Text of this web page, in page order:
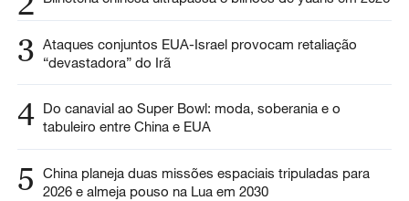
3 Ataques conjuntos EUA-Israel provocam retaliação
“devastadora” do Irã
4 Do canavial ao Super Bowl: moda, soberania e o
tabuleiro entre China e EUA
5
China planeja duas missões espaciais tripuladas para
2026 e almeja pouso na Lua em 2030